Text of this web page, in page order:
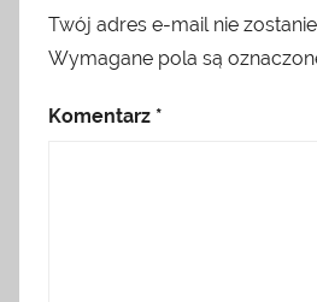
Twój adres e-mail nie
Wymagane pola są
Komentarz *